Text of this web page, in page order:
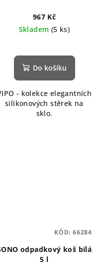
967 Kč
Skladem (5 ks)
Do košíku
- kolekce elegantních
silikonových stěrek na
sklo.
odpadkový koš bílá
5 l
KÓD: 66284